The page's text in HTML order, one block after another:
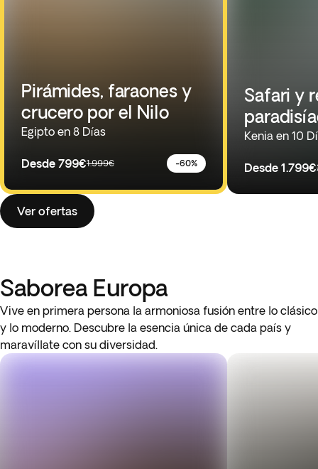
Pirámides, faraones y
crucero por el Nilo
Egipto en 8 Días
Desde 799€1.999€ -60%
Safari y
Kenia en 10
Desde 1.799€
Ver ofertas
Saborea Europa
Vive en primera persona la armoniosa fusión entre lo clásico
y lo moderno. Descubre la esencia única de cada país y
maravíllate con su diversidad.